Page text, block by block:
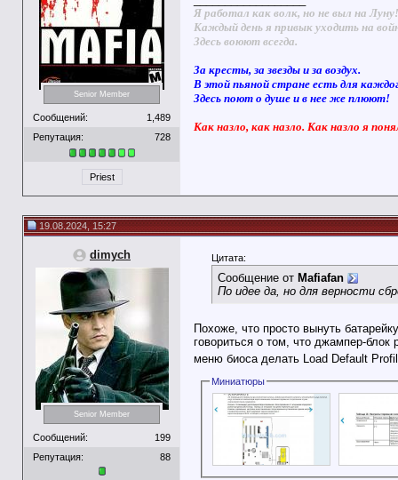
Senior Member
Сообщений:
1,489
Репутация:
728
Priest
Я работал как волк, но не выл на Луну!
Каждый день я привык уходить на
Здесь воюют всегда.
За кресты, за звезды и за воздух.
В этой пьяной стране есть для
Здесь поют о душе и в нее же плюют!
Как назло, как назло. Как назло я
19.08.2024, 15:27
dimych
Senior Member
Сообщений:
199
Репутация:
88
Цитата:
Сообщение от Mafiafan
По идее да, но для верности
Похоже, что просто вынуть
говориться о том, что джампер-
меню биоса делать Load Default
Миниатюры